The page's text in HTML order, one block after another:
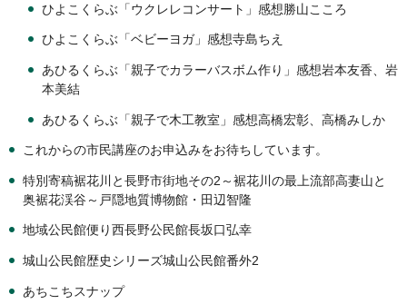
ひよこくらぶ「ウクレレコンサート」感想勝山こころ
ひよこくらぶ「ベビーヨガ」感想寺島ちえ
あひるくらぶ「親子でカラーバスボム作り」感想岩本友香、岩
本美結
あひるくらぶ「親子で木工教室」感想高橋宏彰、高橋みしか
これからの市民講座のお申込みをお待ちしています。
特別寄稿裾花川と長野市街地その2～裾花川の最上流部高妻山と
奥裾花渓谷～戸隠地質博物館・田辺智隆
地域公民館便り西長野公民館長坂口弘幸
城山公民館歴史シリーズ城山公民館番外2
あちこちスナップ